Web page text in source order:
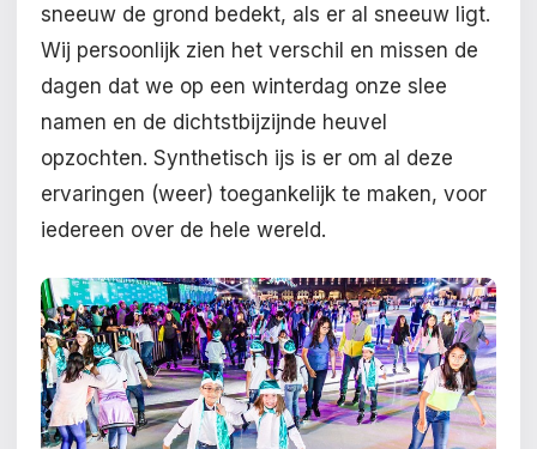
sneeuw de grond bedekt, als er al sneeuw ligt.
Wij persoonlijk zien het verschil en missen de
dagen dat we op een winterdag onze slee
namen en de dichtstbijzijnde heuvel
opzochten. Synthetisch ijs is er om al deze
ervaringen (weer) toegankelijk te maken, voor
iedereen over de hele wereld.